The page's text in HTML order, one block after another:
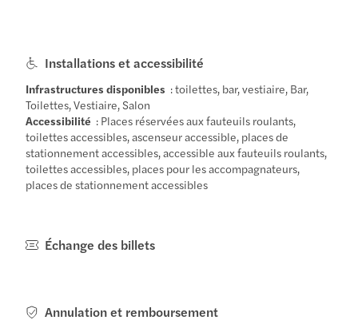
Installations et accessibilité
Infrastructures disponibles : toilettes, bar, vestiaire, Bar,
Toilettes, Vestiaire, Salon
Accessibilité : Places réservées aux fauteuils roulants,
toilettes accessibles, ascenseur accessible, places de
stationnement accessibles, accessible aux fauteuils roulants,
toilettes accessibles, places pour les accompagnateurs,
places de stationnement accessibles
Échange des billets
Annulation et remboursement